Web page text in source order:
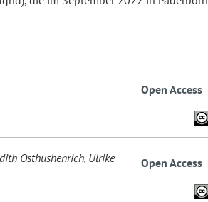
Open Access
Osthushenrich, Ulrike
Open Access